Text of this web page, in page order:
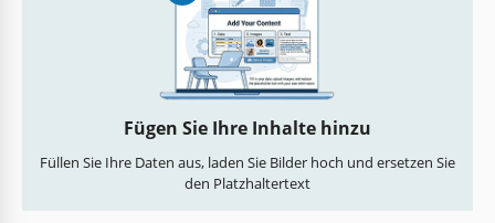
Fügen Sie Ihre Inhalte hinzu
Füllen Sie Ihre Daten aus, laden Sie Bilder hoch und ersetzen Sie
den Platzhaltertext